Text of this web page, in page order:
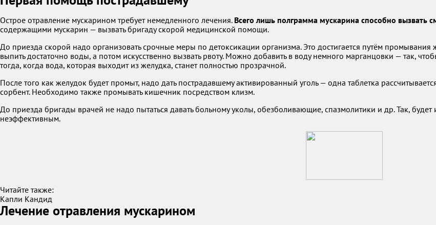
Острое отравление мускарином требует немедленного лечения. Всего лишь полграмма мускарина способно вызвать
содержащими мускарин — вызвать бригаду скорой медицинской помощи.
До приезда скорой надо организовать срочные меры по детоксикации организма. Это достигается путём
выпить достаточно воды, а потом искусственно вызвать рвоту. Можно добавить в воду немного марганцовки — так,
тогда, когда вода, которая выходит из желудка, станет полностью прозрачной.
После того как желудок будет промыт, надо дать пострадавшему активированный уголь — одна таблетка
сорбент. Необходимо также промывать кишечник посредством клизм.
До приезда бригады врачей не надо пытаться давать больному уколы, обезболивающие, спазмолитики и др. Так,
неэффективным.
Читайте также:
Капли Кандид
Лечение отравления мускарином